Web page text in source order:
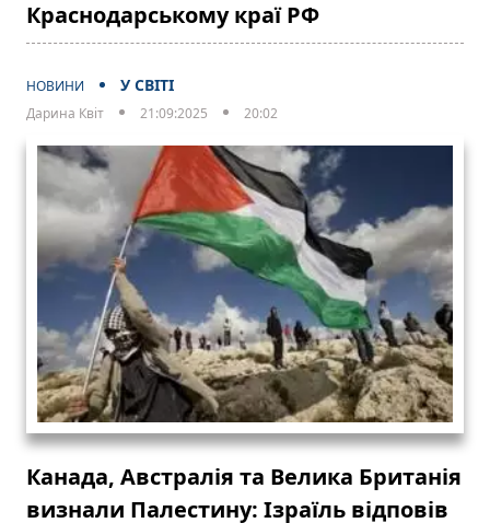
Краснодарському краї РФ
НОВИНИ У СВІТІ
Дарина Квіт 21:09:2025 20:02
Канада, Австралія та Велика Британія
визнали Палестину: Ізраїль відповів